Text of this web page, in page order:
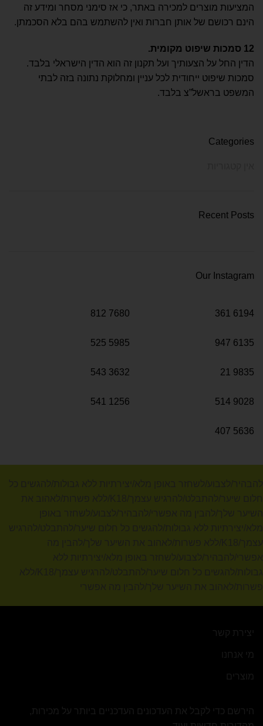
המציעות מוצרים למכירה באתר, כי אז סימני מסחר ומידע זה
הינם רכושם של אותן חברות ואין להשתמש בהם בלא הסכמתן.
12 סמכות שיפוט מקומית.
הדין החל על הצעותיך ועל תקנון זה הוא הדין הישראלי בלבד.
סמכות שיפוט ייחודית לכל עניין ומחלוקת נתונה בזה לבתי
המשפט בראשל”צ בלבד.
Categories
Recent Posts
Our Instagram
6194
361
7680
812
6135
947
5985
525
9835
21
3632
543
9028
514
1256
541
5636
407
הירשם כדי לקבל את העדכונים העדכניים ביותר על מכירות,